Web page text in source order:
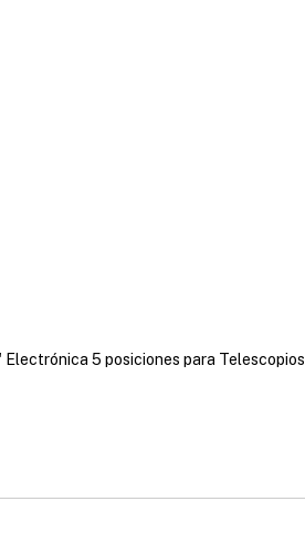
Electrónica 5 posiciones para Telescopios